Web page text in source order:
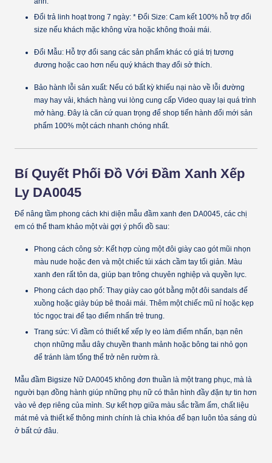
Đổi trả linh hoạt trong 7 ngày: * Đổi Size: Cam kết 100% hỗ trợ đổi
size nếu khách mặc không vừa hoặc không thoải mái.
Đổi Mẫu: Hỗ trợ đổi sang các sản phẩm khác có giá trị tương
đương hoặc cao hơn nếu quý khách thay đổi sở thích.
Bảo hành lỗi sản xuất: Nếu có bất kỳ khiếu nại nào về lỗi đường
may hay vải, khách hàng vui lòng cung cấp Video quay lại quá trình
mở hàng. Đây là căn cứ quan trọng để shop tiến hành đổi mới sản
phẩm 100% một cách nhanh chóng nhất.
Bí Quyết Phối Đồ Với Đầm Xanh Xếp
Ly DA0045
Để nâng tầm phong cách khi diện mẫu đầm xanh đen DA0045, các chị
em có thể tham khảo một vài gợi ý phối đồ sau:
Phong cách công sở: Kết hợp cùng một đôi giày cao gót mũi nhọn
màu nude hoặc đen và một chiếc túi xách cầm tay tối giản. Màu
xanh đen rất tôn da, giúp bạn trông chuyên nghiệp và quyền lực.
Phong cách dạo phố: Thay giày cao gót bằng một đôi sandals đế
xuồng hoặc giày búp bê thoải mái. Thêm một chiếc mũ nỉ hoặc kẹp
tóc ngọc trai để tạo điểm nhấn trẻ trung.
Trang sức: Vì đầm có thiết kế xếp ly eo làm điểm nhấn, bạn nên
chọn những mẫu dây chuyền thanh mảnh hoặc bông tai nhỏ gọn
để tránh làm tổng thể trở nên rườm rà.
Mẫu đầm Bigsize Nữ DA0045 không đơn thuần là một trang phục, mà là
người bạn đồng hành giúp những phụ nữ có thân hình đầy đặn tự tin hơn
vào vẻ đẹp riêng của mình. Sự kết hợp giữa màu sắc trầm ấm, chất liệu
mát mẻ và thiết kế thông minh chính là chìa khóa để bạn luôn tỏa sáng dù
ở bất cứ đâu.